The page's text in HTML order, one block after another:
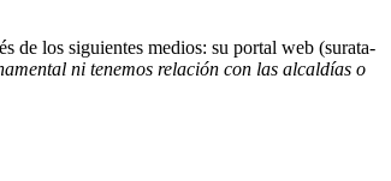
de los siguientes medios: su portal web (surata-
ni tenemos relación con las alcaldías o